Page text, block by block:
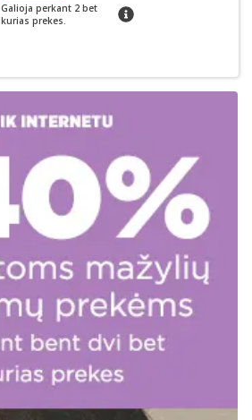
Galioja perkant 2 bet
kurias prekes.
patarimas